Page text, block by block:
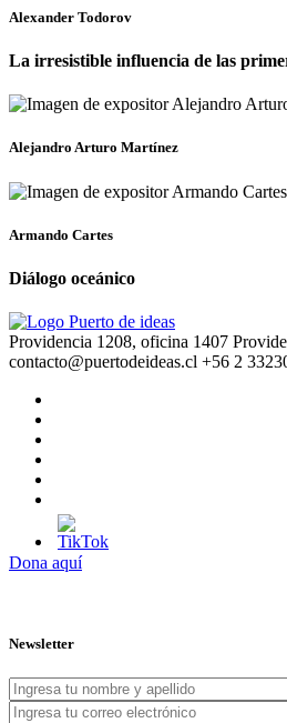
Alexander Todorov
La irresistible influencia de las
Alejandro Arturo Martínez
Armando Cartes
Diálogo oceánico
Providencia 1208, oficina 1407
contacto@puertodeideas.cl +56 2
Dona aquí
Newsletter